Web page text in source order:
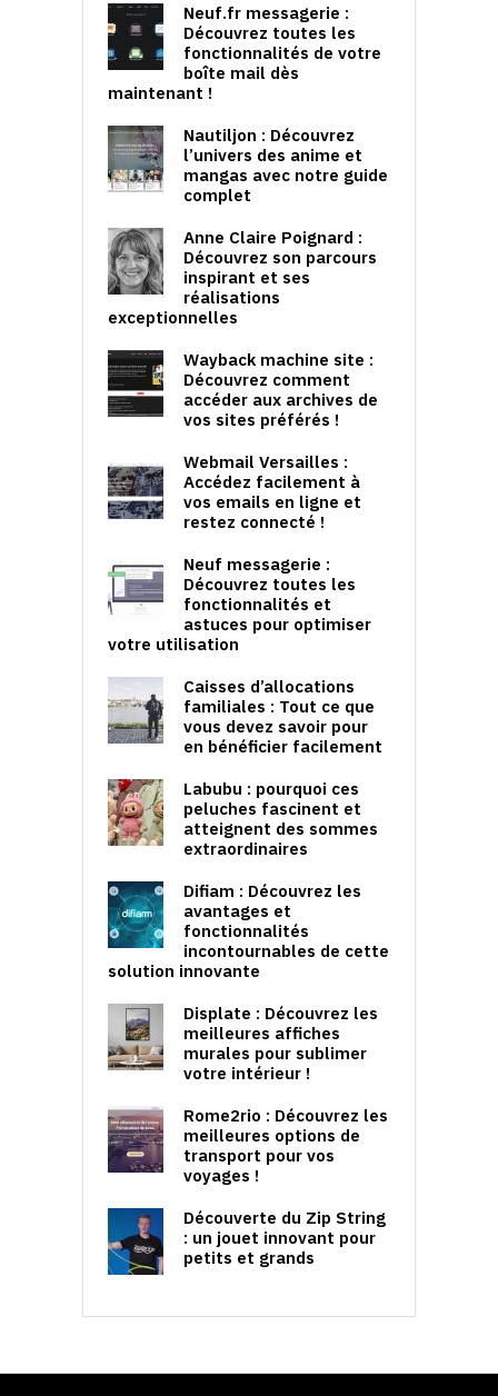
Neuf.fr messagerie :
Découvrez toutes les
fonctionnalités de votre
boîte mail dès
maintenant !
Nautiljon : Découvrez
l’univers des anime et
mangas avec notre guide
complet
Anne Claire Poignard :
Découvrez son parcours
inspirant et ses
réalisations
exceptionnelles
Wayback machine site :
Découvrez comment
accéder aux archives de
vos sites préférés !
Webmail Versailles :
Accédez facilement à
vos emails en ligne et
restez connecté !
Neuf messagerie :
Découvrez toutes les
fonctionnalités et
astuces pour optimiser
votre utilisation
Caisses d’allocations
familiales : Tout ce que
vous devez savoir pour
en bénéficier facilement
Labubu : pourquoi ces
peluches fascinent et
atteignent des sommes
extraordinaires
Difiam : Découvrez les
avantages et
fonctionnalités
incontournables de cette
solution innovante
Displate : Découvrez les
meilleures affiches
murales pour sublimer
votre intérieur !
Rome2rio : Découvrez les
meilleures options de
transport pour vos
voyages !
Découverte du Zip String
: un jouet innovant pour
petits et grands